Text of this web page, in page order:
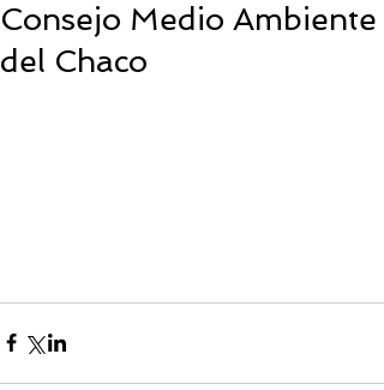
Consejo Medio Ambiente
del Chaco